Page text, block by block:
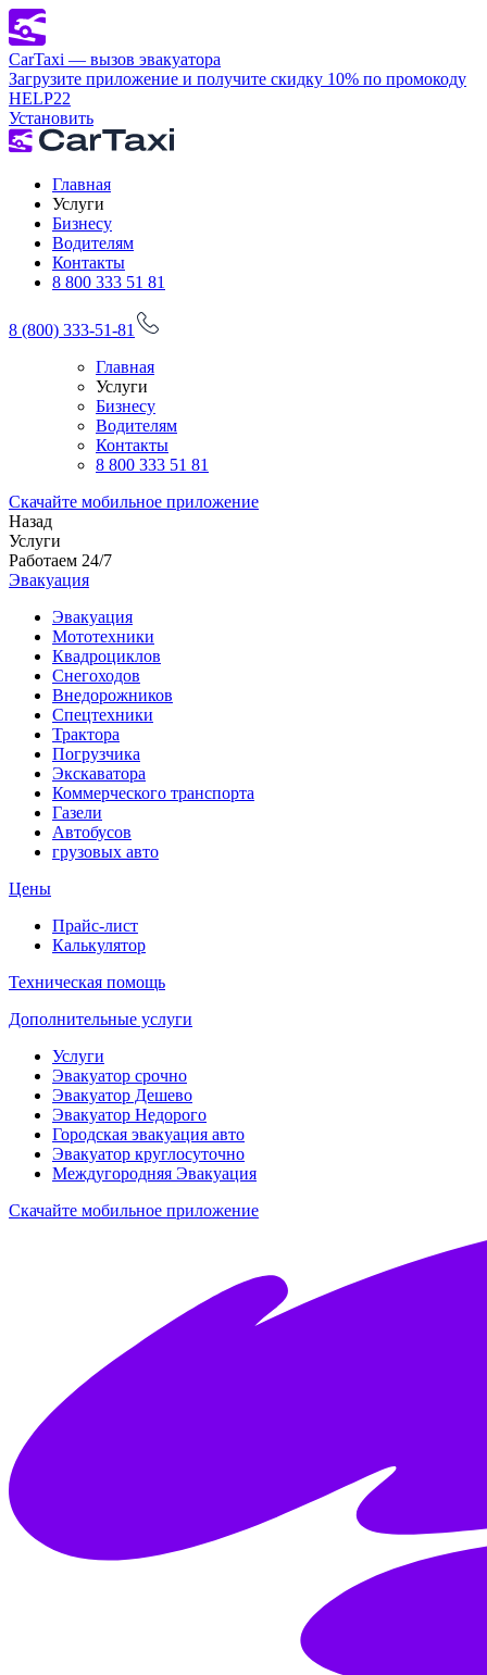
CarTaxi — вызов эвакуатора
Загрузите приложение и получите скидку 10% по промокоду
HELP22
Установить
Главная
Услуги
Бизнесу
Водителям
Контакты
8 800 333 51 81
8 (800) 333-51-81
Главная
Услуги
Бизнесу
Водителям
Контакты
8 800 333 51 81
Скачайте мобильное приложение
Назад
Услуги
Работаем 24/7
Эвакуация
Эвакуация
Мототехники
Квадроциклов
Снегоходов
Внедорожников
Спецтехники
Трактора
Погрузчика
Экскаватора
Коммерческого транспорта
Газели
Автобусов
грузовых авто
Цены
Прайс-лист
Калькулятор
Техническая помощь
Дополнительные услуги
Услуги
Эвакуатор срочно
Эвакуатор Дешево
Эвакуатор Недорого
Городская эвакуация авто
Эвакуатор круглосуточно
Междугородняя Эвакуация
Скачайте мобильное приложение